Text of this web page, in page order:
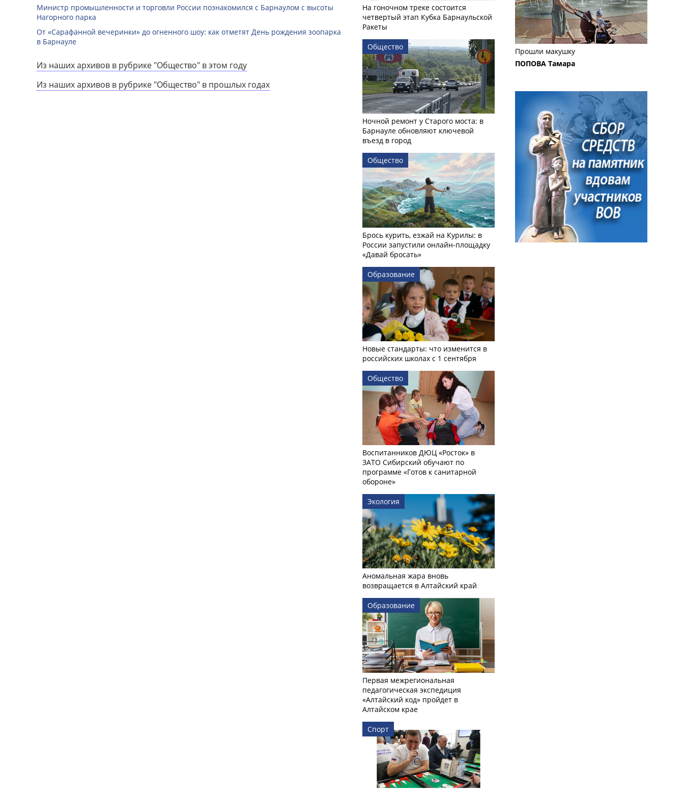
Министр промышленности и торговли России познакомился с Барнаулом с высоты
Нагорного парка
От «Сарафанной вечеринки» до огненного шоу: как отметят День рождения зоопарка
в Барнауле
Из наших архивов в рубрике "Общество" в этом году
Из наших архивов в рубрике "Общество" в прошлых годах
На гоночном треке состоится
четвертый этап Кубка Барнаульской
Ракеты
Общество
Ночной ремонт у Старого моста: в
Барнауле обновляют ключевой
въезд в город
Общество
Брось курить, езжай на Курилы: в
России запустили онлайн-­площадку
«Давай бросать»
Образование
Новые стандарты: что изменится в
российских школах с 1 сентября
Общество
Воспитанников ДЮЦ «Росток» в
ЗАТО Сибирский обучают по
программе «Готов к санитарной
обороне»
Экология
Аномальная жара вновь
возвращается в Алтайский край
Образование
Первая межрегиональная
педагогическая экспедиция
«Алтайский код» пройдет в
Алтайском крае
Спорт
Прошли макушку
ПОПОВА Тамара